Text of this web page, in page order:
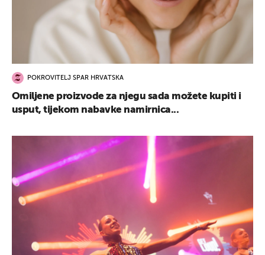
POKROVITELJ SPAR HRVATSKA
Omiljene proizvode za njegu sada možete kupiti i
usput, tijekom nabavke namirnica...